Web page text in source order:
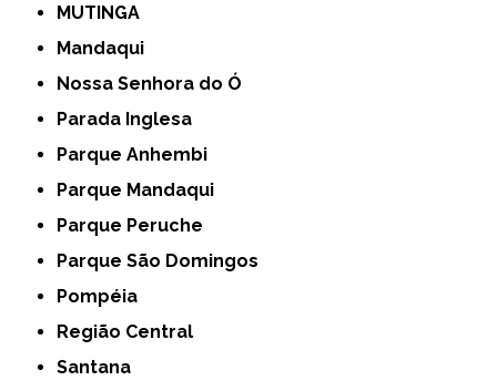
MUTINGA
Mandaqui
Nossa Senhora do Ó
Parada Inglesa
Parque Anhembi
Parque Mandaqui
Parque Peruche
Parque São Domingos
Pompéia
Região Central
Santana